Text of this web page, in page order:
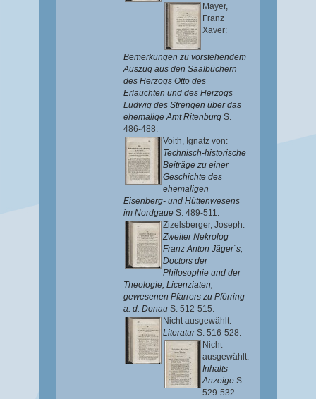
Mayer,
Franz
Xaver:
Bemerkungen zu vorstehendem
Auszug aus den Saalbüchern
des Herzogs Otto des
Erlauchten und des Herzogs
Ludwig des Strengen über das
ehemalige Amt Ritenburg S.
486-488.
Voith, Ignatz von:
Technisch-historische
Beiträge zu einer
Geschichte des
ehemaligen
Eisenberg- und Hüttenwesens
im Nordgaue S. 489-511.
Zizelsberger, Joseph:
Zweiter Nekrolog
Franz Anton Jäger´s,
Doctors der
Philosophie und der
Theologie, Licenziaten,
gewesenen Pfarrers zu Pförring
a. d. Donau S. 512-515.
Nicht ausgewählt:
LiteraturS. 516-528.
Nicht
ausgewählt:
Inhalts-
Anzeige S.
529-532.